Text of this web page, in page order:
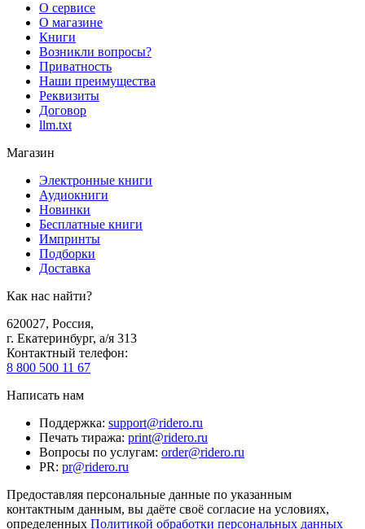
О сервисе
О магазине
Книги
Возникли вопросы?
Приватность
Наши преимущества
Реквизиты
Договор
llm.txt
Магазин
Электронные книги
Аудиокниги
Новинки
Бесплатные книги
Импринты
Подборки
Доставка
Как нас найти?
620027, Россия,
г. Екатеринбург, а/я 313
Контактный телефон:
8 800 500 11 67
Написать нам
Поддержка: support@ridero.ru
Печать тиража: print@ridero.ru
Вопросы по услугам: order@ridero.ru
PR: pr@ridero.ru
Предоставляя персональные данные по указанным
контактным данным, вы даёте своё согласие на условиях,
определенных Политикой обработки персональных данных